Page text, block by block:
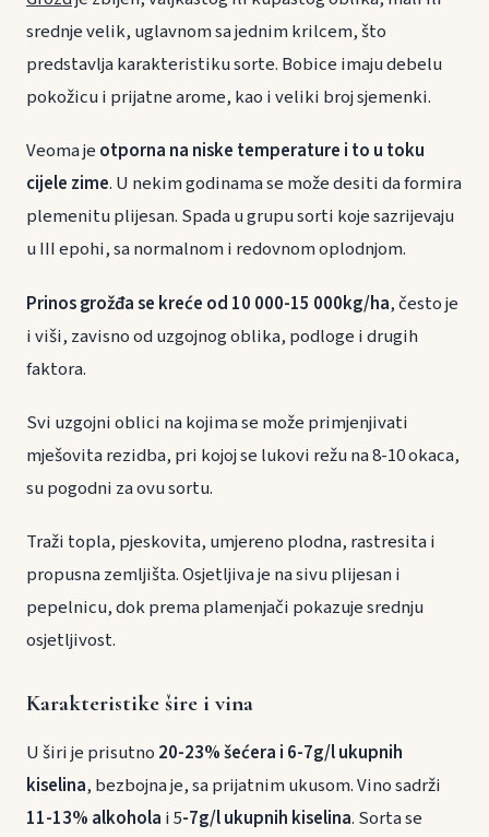
srednje velik, uglavnom sa jednim krilcem, što
predstavlja karakteristiku sorte. Bobice imaju debelu
pokožicu i prijatne arome, kao i veliki broj sjemenki.
Veoma je otporna na niske temperature i to u toku
cijele zime. U nekim godinama se može desiti da formira
plemenitu plijesan. Spada u grupu sorti koje sazrijevaju
u III epohi, sa normalnom i redovnom oplodnjom.
Prinos grožđa se kreće od 10 000-15 000kg/ha, često je
i viši, zavisno od uzgojnog oblika, podloge i drugih
faktora.
Svi uzgojni oblici na kojima se može primjenjivati
mješovita rezidba, pri kojoj se lukovi režu na 8-10 okaca,
su pogodni za ovu sortu.
Traži topla, pjeskovita, umjereno plodna, rastresita i
propusna zemljišta. Osjetljiva je na sivu plijesan i
pepelnicu, dok prema plamenjači pokazuje srednju
osjetljivost.
Karakteristike šire i vina
U širi je prisutno 20-23% šećera i 6-7g/l ukupnih
kiselina, bezbojna je, sa prijatnim ukusom. Vino sadrži
11-13% alkohola i 5-7g/l ukupnih kiselina. Sorta se